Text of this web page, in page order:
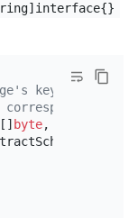
key or
byte, url